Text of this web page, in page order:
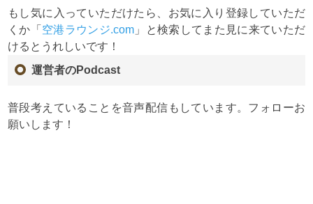
もし気に入っていただけたら、お気に入り登録していただ
くか「 空港ラウンジ.com 」と検索してまた見に来ていただ
けるとうれしいです！
運営者のPodcast
普段考えていることを音声配信もしています。フォローお
願いします！